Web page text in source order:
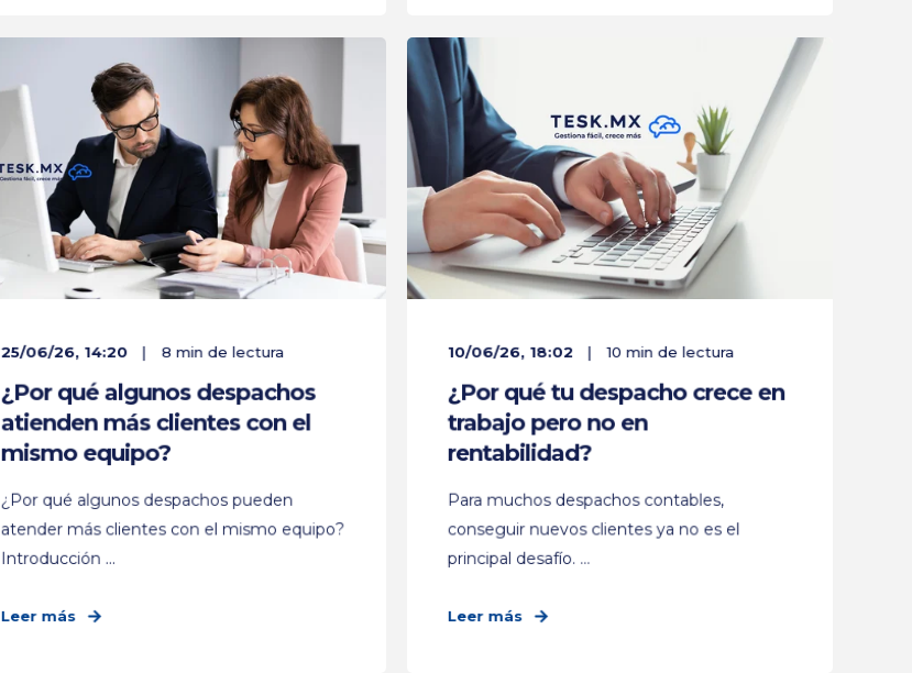
25/06/26, 14:20 8 min de lectura
¿Por qué algunos despachos
atienden más clientes con el
mismo equipo?
¿Por qué algunos despachos pueden
atender más clientes con el mismo equipo?
Introducción ...
Leer más
10/06/26, 18:02 10 min de lectura
¿Por qué tu despacho crece en
trabajo pero no en
rentabilidad?
Para muchos despachos contables,
conseguir nuevos clientes ya no es el
principal desafío. ...
Leer más